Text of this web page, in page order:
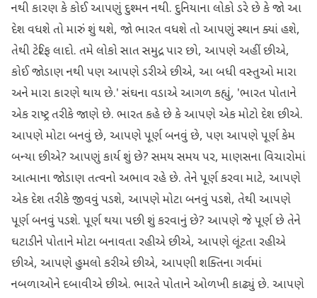
નથી કારણ કે કોઈ આપણું દુશ્મન નથી. દુનિયાના લોકો ડરે છે કે જો આ
દેશ વધશે તો મારું શું થશે, જો ભારત વધશે તો આપણું સ્થાન ક્યાં હશે,
તેથી ટેરિફ લાદો. તમે લોકો સાત સમુદ્ર પાર છો, આપણે અહીં છીએ,
કોઈ જોડાણ નથી પણ આપણે ડરીએ છીએ, આ બધી વસ્તુઓ મારા
અને મારા કારણે થાય છે.' સંઘના વડાએ આગળ કહ્યું, 'ભારત પોતાને
એક રાષ્ટ્ર તરીકે જાણે છે. ભારત કહે છે કે આપણે એક મોટો દેશ છીએ.
આપણે મોટા બનવું છે, આપણે પૂર્ણ બનવું છે, પણ આપણે પૂર્ણ કેમ
બન્યા છીએ? આપણું કાર્ય શું છે? સમય સમય પર, માણસના વિચારોમાં
આત્માના જોડાણ તત્વનો અભાવ રહે છે. તેને પૂર્ણ કરવા માટે, આપણે
એક દેશ તરીકે જીવવું પડશે, આપણે મોટા બનવું પડશે, તેથી આપણે
પૂર્ણ બનવું પડશે. પૂર્ણ થયા પછી શું કરવાનું છે? આપણે જે પૂર્ણ છે તેને
ઘટાડીને પોતાને મોટા બનાવતા રહીએ છીએ, આપણે લૂંટતા રહીએ
છીએ, આપણે હુમલો કરીએ છીએ, આપણી શક્તિના ગર્વમાં
નબળાઓને દબાવીએ છીએ. ભારતે પોતાને ઓળખી કાઢ્યું છે. આપણે